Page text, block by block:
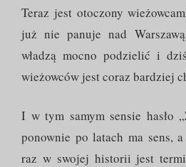
Teraz jest otoczony
już nie panuje nad
władzą mocno podzielić i
wieżowców jest coraz bardziej
I w tym samym sensie hasło
ponownie po latach ma sens,
raz w swojej historii jest